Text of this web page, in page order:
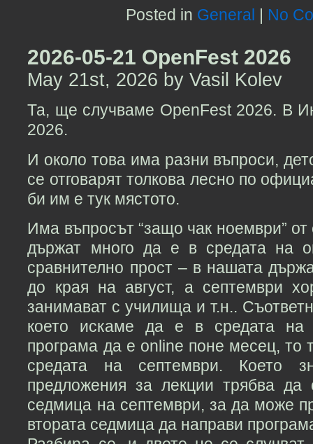
Posted in General | No
2026-05-21 OpenFest 2026
May 21st, 2026 by Vasil Kolev
Та, ще случваме OpenFest 2026. В
2026.
И около това има разни въпроси,
се отговарят толкова лесно по
би им е тук мястото.
Има въпросът “защо чак ноември” от
държат много да е в средата на
сравнително прост – в нашата
до края на август, а септември
занимават с училища и т.н..
което искаме да е в средата на
програма да е online поне месец, то
средата на септември. Което
предложения за лекции трябва
седмица на септември, за да може
втората седмица да направи